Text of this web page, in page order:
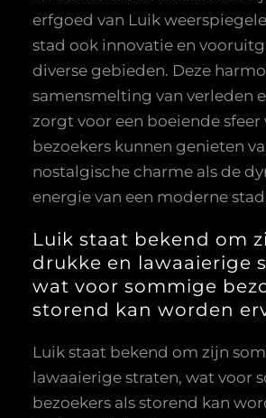
erfgoed van Luik
stad ook innovatie en
diverse gebieden. Deze
samensmelting van verleden
zorgt voor een boeiende sfeer
bezoekers kunnen genieten
nostalgische charme als de
energie van een moderne
Luik staat bekend om
drukke en lawaaierige
wat voor sommige
storend kan worden
Luik staat bekend om zijn
lawaaierige straten, wat voor
bezoekers als storend kan